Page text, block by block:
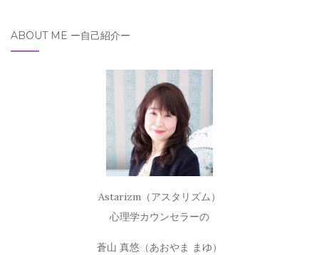
ABOUT ME ー自己紹介ー
Astarizm（アスタリズム）
心理学カウンセラーの
蒼山 真悠（あおやま まゆ）